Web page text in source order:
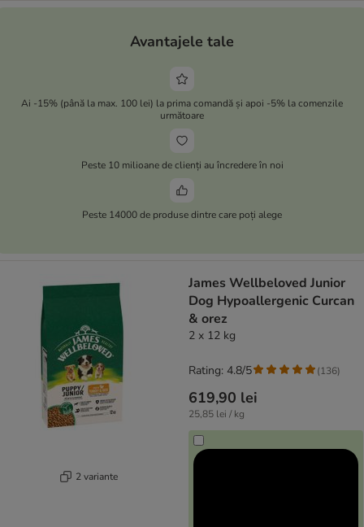
Avantajele tale
Ai -15% (până la max. 100 lei) la prima comandă și apoi -5% la comenzile
următoare
Peste 10 milioane de clienți au încredere în noi
Peste 14000 de produse dintre care poți alege
2 variante
James Wellbeloved Junior
Dog Hypoallergenic Curcan
& orez
2 x 12 kg
619,90 lei
25,85 lei / kg
Rating: 4.8/5 (136)